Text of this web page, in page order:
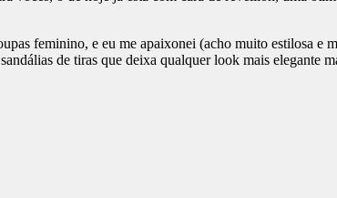
feminino, e eu me apaixonei (acho muito estilosa e
de tiras que deixa qualquer look mais elegante